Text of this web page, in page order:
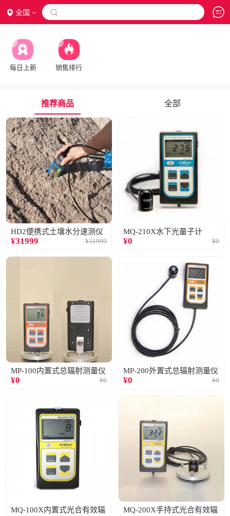
全国 
每日上新 销售排行
推荐商品 全部
HD2便携式土壤水分速测仪
¥31999 ¥31999
MQ-210X水下光量子计
¥0 ¥0
MP-100内置式总辐射测量仪
¥0 ¥0
MP-200外置式总辐射测量仪
¥0 ¥0
MQ-100X内置式光合有效辐
MQ-200X手持式光合有效辐